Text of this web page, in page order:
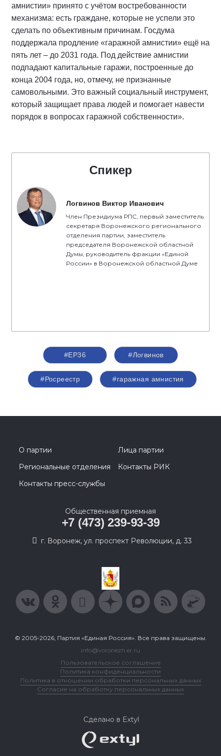
амнистии» принято с учётом востребованности
механизма: есть граждане, которые не успели это
сделать по объективным причинам. Госдума
поддержала продление «гаражной амнистии» ещё на
пять лет – до 2031 года. Под действие амнистии
подпадают капитальные гаражи, построенные до
конца 2004 года, но, отмечу, не признанные
самовольными. Это важный социальный инструмент,
который защищает права людей и помогает навести
порядок в вопросах гаражной собственности».
Спикер
Логвинов Виктор Иванович
Член Президиума РПС, первый заместитель
секретаря Воронежского регионального
отделения партии, заместитель
председателя Воронежской областной
Думы, руководитель фракции «Единой
России» в Воронежской областной Думе
#ЕР36 #Логвинов
#Росреестр #гаражная амнистия
О партии
Лица партии
Региональные отделения
Контакты РИК
Контакты пресс-службы
Общественная приемная
+7 (473) 239-93-39
г. Воронеж, ул. проспект Революции, д. 33
© 2005-2026, Партия «Единая Россия». Все права защищены.
info@voronezh.er.ru
Пользовательское соглашение
Политика конфиденциальности
Политика в отношении обработки персональных данных
Согласие на обработку персональных данных
Сделано в Extyl